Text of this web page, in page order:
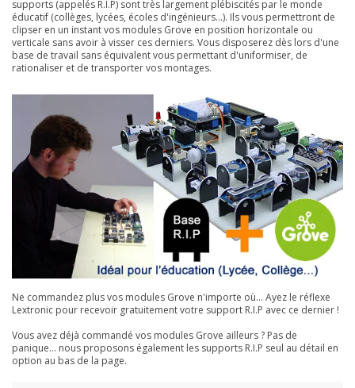
supports (appelés R.I.P) sont très largement plébiscités par le monde
éducatif (collèges, lycées, écoles d'ingénieurs...). Ils vous permettront de
clipser en un instant vos modules Grove en position horizontale ou
verticale sans avoir à visser ces derniers. Vous disposerez dès lors d'une
base de travail sans équivalent vous permettant d'uniformiser, de
rationaliser et de transporter vos montages.
Ne commandez plus vos modules Grove n'importe où... Ayez le réflexe
Lextronic pour recevoir gratuitement votre support R.I.P avec ce dernier !
Vous avez déjà commandé vos modules Grove ailleurs ? Pas de
panique... nous proposons également les supports R.I.P seul au détail en
option au bas de la page.